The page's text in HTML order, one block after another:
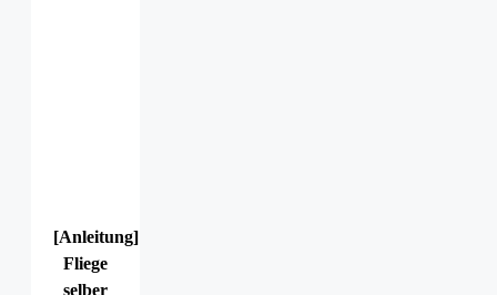
[Anleitung]
Fliege
selber